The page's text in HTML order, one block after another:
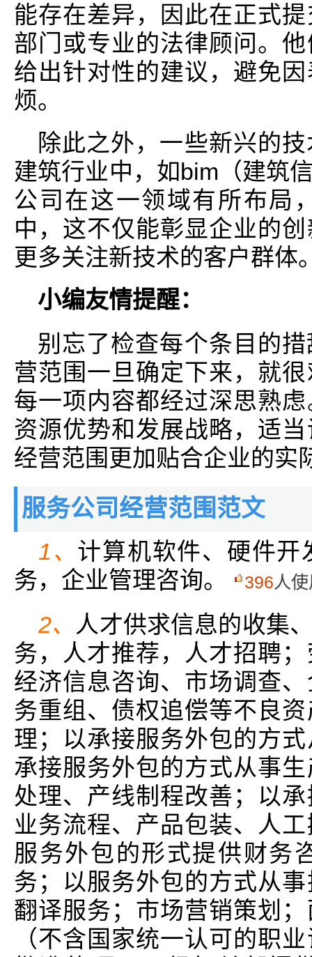
能存在差异，因此在正式
部门或专业的法律顾问。
给出针对性的建议，避免
烦。
除此之外，一些新兴的
建筑行业中，如bim（建筑
公司在这一领域有所布局
中，这不仅能彰显企业的
更多关注新技术的客户群体
小编友情提醒：
别忘了检查每个条目的
营范围一旦确定下来，就
每一项内容都经过深思熟
资源优势和发展战略，适
经营范围更加贴合企业的实
服务公司经营范围范文
1、 计算机软件、硬件开
务，企业管理咨询。
396人
2、 人才供求信息的收集
务，人才推荐，人才招聘
经济信息咨询、市场调查
务重组、债权追偿等不良
理；以承接服务外包的方
承接服务外包的方式从事
处理、产线制程改善；以
业务流程、产品包装、人
服务外包的形式提供财务
务；以服务外包的方式从
翻译服务；市场营销策划
（不含国家统一认可的职